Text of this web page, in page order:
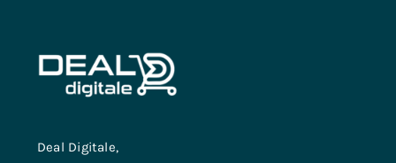
Deal Digitale,